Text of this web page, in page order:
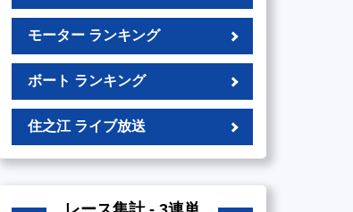
モーター ランキング
ボート ランキング
住之江 ライブ放送